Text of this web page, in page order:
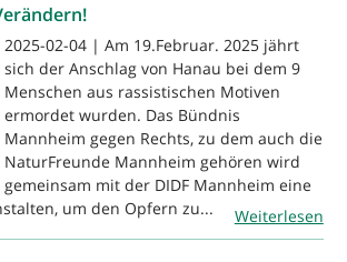
2025-02-04 | Am 19.Februar. 2025 jährt
sich der Anschlag von Hanau bei dem 9
Menschen aus rassistischen Motiven
ermordet wurden. Das Bündnis
Mannheim gegen Rechts, zu dem auch die
NaturFreunde Mannheim gehören wird
gemeinsam mit der DIDF Mannheim eine
um den Opfern zu...
Weiterlesen